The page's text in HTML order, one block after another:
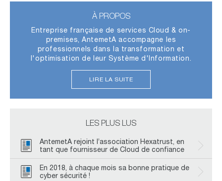
À PROPOS
Entreprise française de services Cloud & on-
premises, AntemetA accompagne les
professionnels dans la transformation et
l'optimisation de leur Système d'Information.
LIRE LA SUITE
LES PLUS LUS
AntemetA rejoint l’association Hexatrust, en
tant que fournisseur de Cloud de confiance
En 2018, à chaque mois sa bonne pratique de
cyber sécurité !